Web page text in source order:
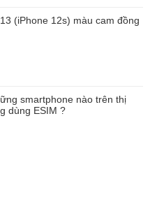
gần chỉ 2cm giúp các vật thể
chí giọt sương đều được tái
khi quay, mang đến những
(iPhone 12s) màu cam đồng
smartphone nào trên thị
dùng ESIM ?